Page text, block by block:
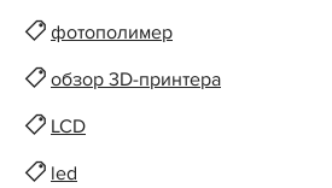
фотополимер
обзор 3D-принтера
LCD
led